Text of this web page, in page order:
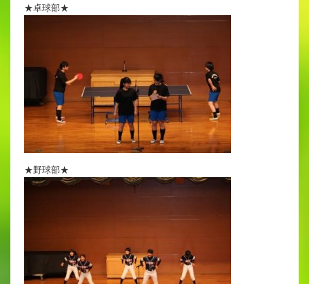
★卓球部★
★野球部★